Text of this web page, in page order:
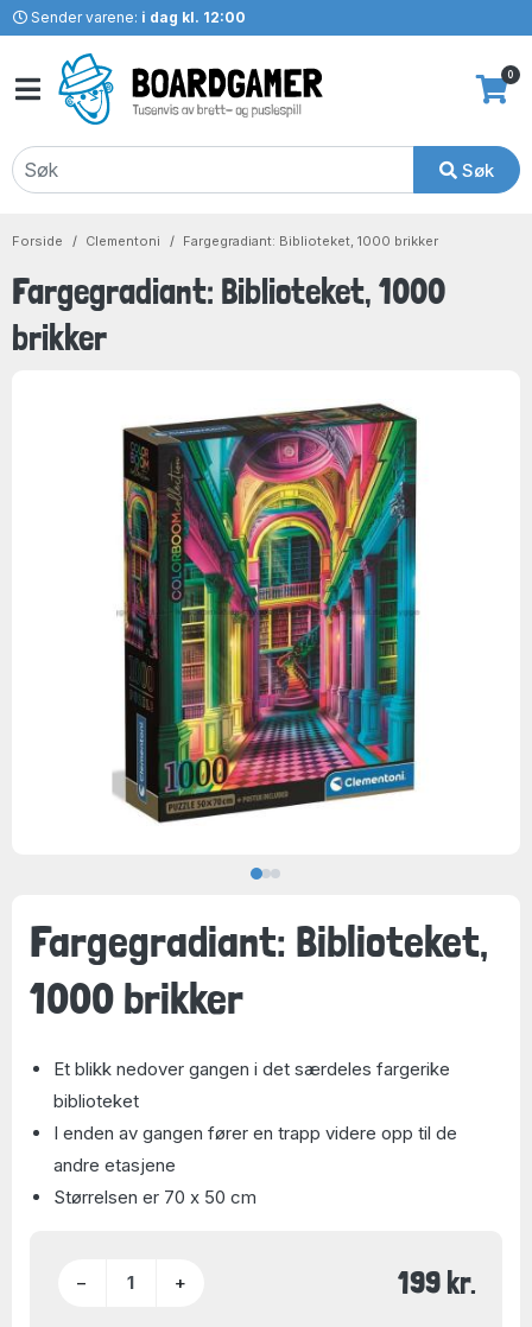
Sender varene: i dag kl. 12:00
Søk
0
Forside Clementoni Fargegradiant: Biblioteket, 1000 brikker
Fargegradiant: Biblioteket, 1000
brikker
Fargegradiant: Biblioteket,
1000 brikker
Et blikk nedover gangen i det særdeles fargerike
biblioteket
I enden av gangen fører en trapp videre opp til de
andre etasjene
Størrelsen er 70 x 50 cm
− + 199 kr.